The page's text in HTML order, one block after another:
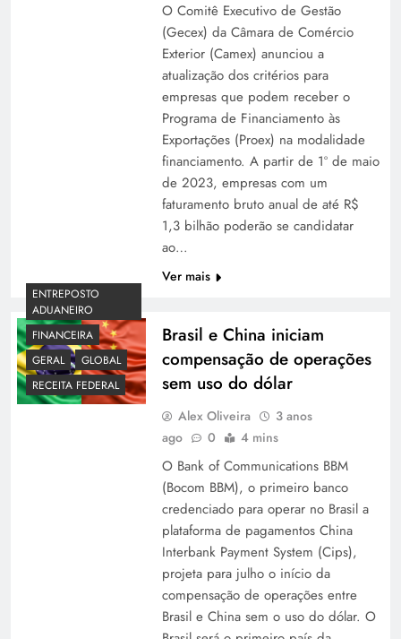
O Comitê Executivo de Gestão
(Gecex) da Câmara de Comércio
Exterior (Camex) anunciou a
atualização dos critérios para
empresas que podem receber o
Programa de Financiamento às
Exportações (Proex) na modalidade
financiamento. A partir de 1º de maio
de 2023, empresas com um
faturamento bruto anual de até R$
1,3 bilhão poderão se candidatar
ao…
Ver mais
ENTREPOSTO
ADUANEIRO
FINANCEIRA
GERAL
GLOBAL
RECEITA FEDERAL
Brasil e China iniciam
compensação de operações
sem uso do dólar
Alex Oliveira
3 anos
ago
0 4 mins
O Bank of Communications BBM
(Bocom BBM), o primeiro banco
credenciado para operar no Brasil a
plataforma de pagamentos China
Interbank Payment System (Cips),
projeta para julho o início da
compensação de operações entre
Brasil e China sem o uso do dólar. O